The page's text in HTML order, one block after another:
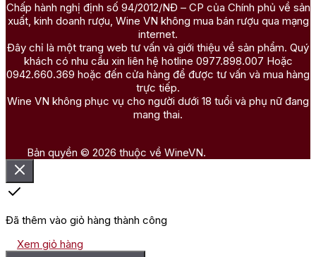
Chấp hành nghị định số 94/2012/NĐ – CP của Chính phủ về sản
xuất, kinh doanh rượu, Wine VN không mua bán rượu qua mạng
internet.
Đây chỉ là một trang web tư vấn và giới thiệu về sản phẩm. Quý
khách có nhu cầu xin liên hệ hotline 0977.898.007 Hoặc
0942.660.369 hoặc đến cửa hàng để được tư vấn và mua hàng
trực tiếp.
Wine VN không phục vụ cho người dưới 18 tuổi và phụ nữ đang
mang thai.
Bản quyền © 2026 thuộc về WineVN.
Đã thêm vào giỏ hàng thành công
Xem giỏ hàng